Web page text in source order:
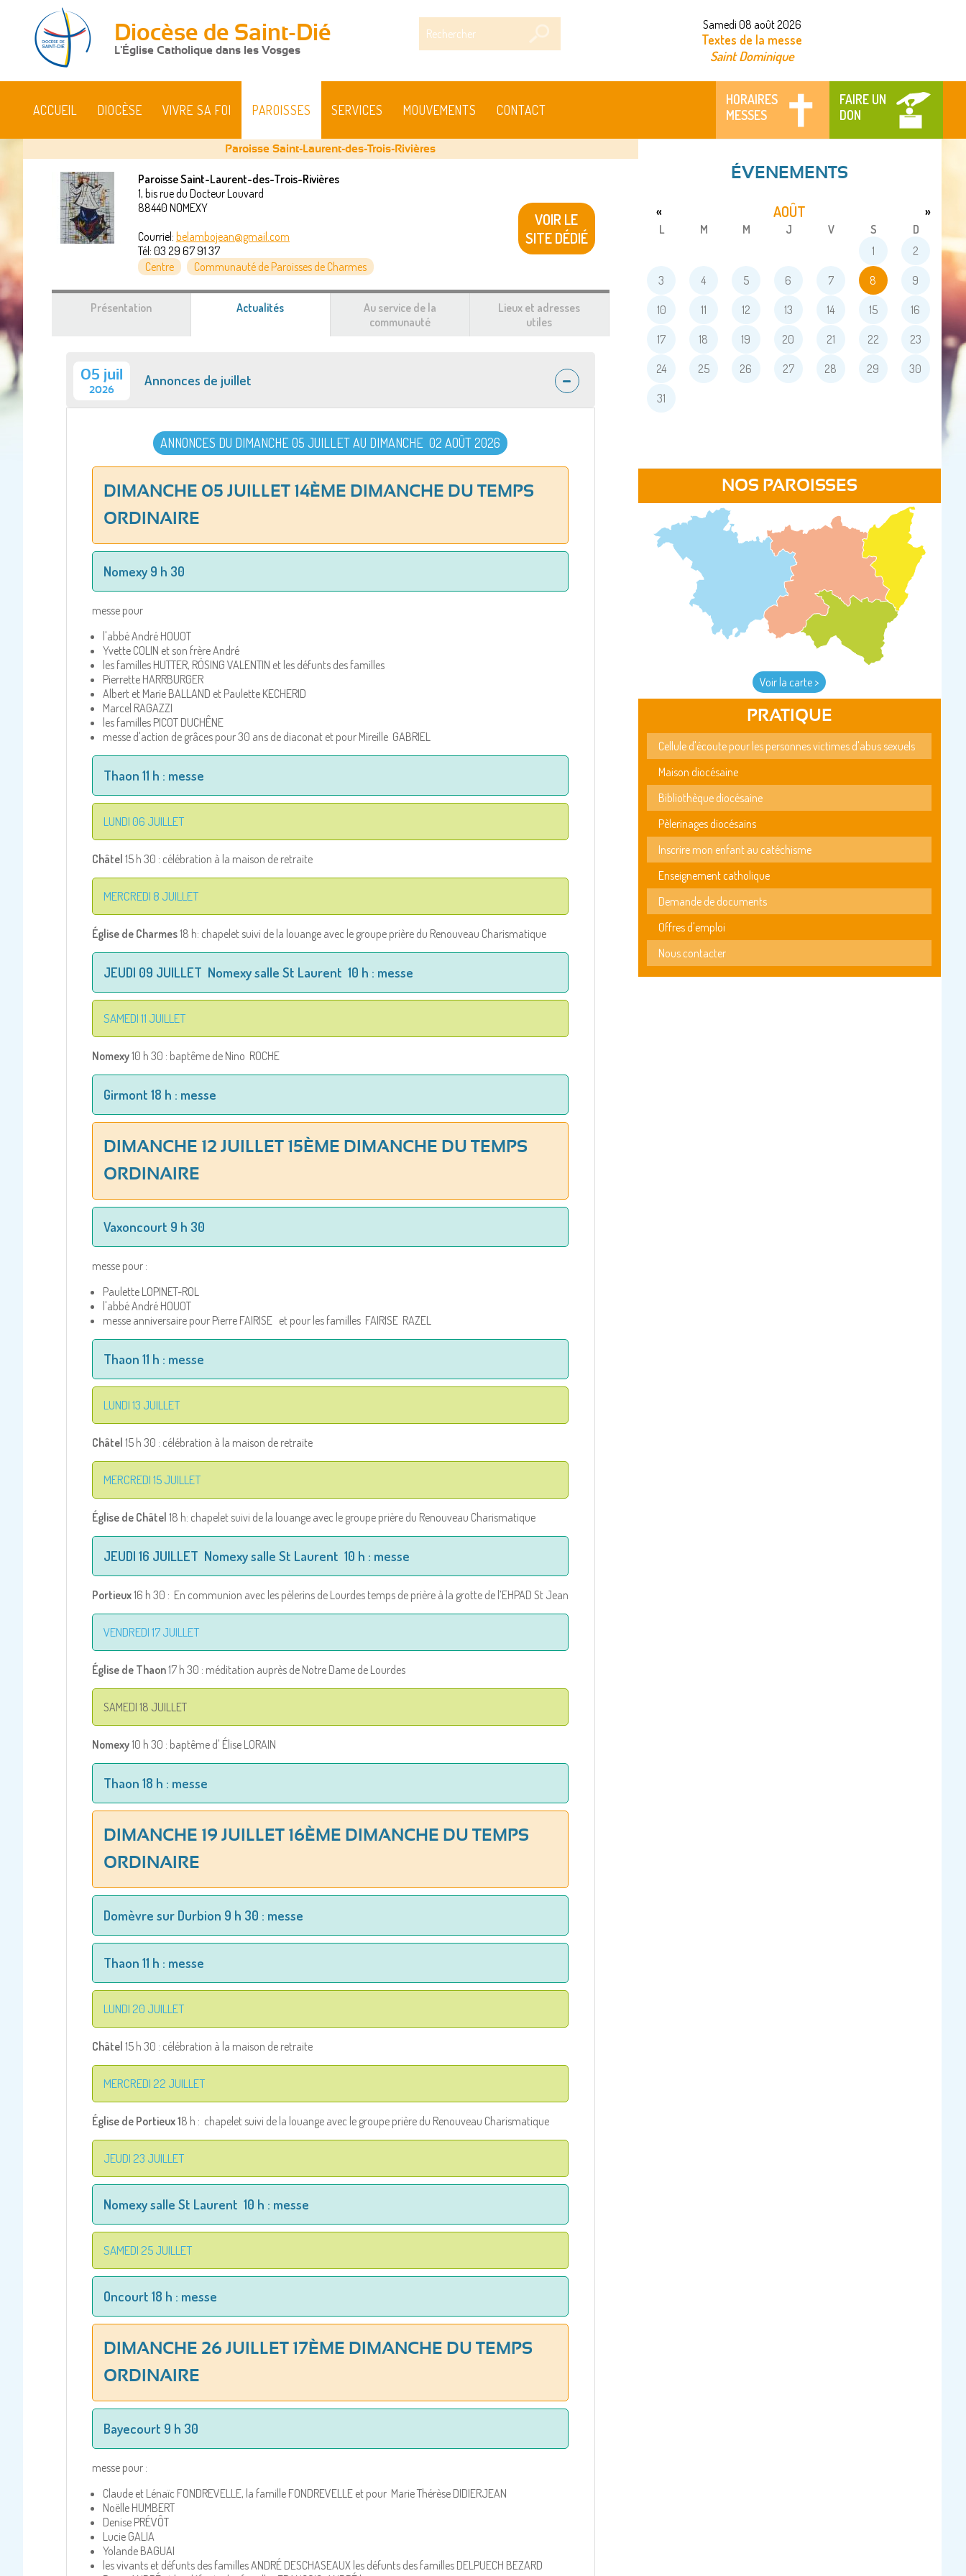
Diocèse de Saint-Dié
L'Église Catholique dans les Vosges
Samedi 08 août 2026
Textes de la messe
Saint Dominique
HORAIRES
MESSES
FAIRE UN
DON
ACCUEIL DIOCÈSE VIVRE SA FOI PAROISSES SERVICES MOUVEMENTS CONTACT
Vous
êtes
Paroisse Saint-Laurent-des-Trois-Rivières
Paroisse Saint-Laurent-des-Trois-Rivières
1, bis rue du Docteur Louvard
88440 NOMEXY
Courriel: belambojean@gmail.com
Tél: 03 29 67 91 37
Centre
Communauté de Paroisses de Charmes
VOIR LE
SITE DÉDIÉ
Présentation Actualités
Au service de la
communauté
Lieux et adresses
utiles
05 juil
2026
Annonces de juillet
ANNONCES DU DIMANCHE 05 JUILLET AU DIMANCHE 02 AOÛT 2026
DIMANCHE 05 JUILLET 14ÈME DIMANCHE DU TEMPS
ORDINAIRE
Nomexy 9 h 30
messe pour
l'abbé André HOUOT
Yvette COLIN et son frère André
les familles HUTTER, RÖSING VALENTIN et les défunts des familles
Pierrette HARRBURGER
Albert et Marie BALLAND et Paulette KECHERID
Marcel RAGAZZI
les familles PICOT DUCHÊNE
messe d'action de grâces pour 30 ans de diaconat et pour Mireille GABRIEL
Thaon 11 h : messe
LUNDI 06 JUILLET
Châtel15 h 30 : célébration à la maison de retraite
MERCREDI 8 JUILLET
Église de Charmes18 h: chapelet suivi de la louange avec le groupe prière du Renouveau Charismatique
JEUDI 09 JUILLET Nomexy salle St Laurent 10 h : messe
SAMEDI 11 JUILLET
Nomexy10 h 30 : baptême de Nino ROCHE
Girmont 18 h : messe
DIMANCHE 12 JUILLET 15ÈME DIMANCHE DU TEMPS
ORDINAIRE
Vaxoncourt 9 h 30
messe pour :
Paulette LOPINET-ROL
l'abbé André HOUOT
messe anniversaire pour Pierre FAIRISE et pour les familles FAIRISE RAZEL
Thaon 11 h : messe
LUNDI 13 JUILLET
Châtel15 h 30 : célébration à la maison de retraite
MERCREDI 15 JUILLET
Église de Châtel18 h: chapelet suivi de la louange avec le groupe prière du Renouveau Charismatique
JEUDI 16 JUILLET Nomexy salle St Laurent 10 h : messe
Portieux16 h 30 : En communion avec les pèlerins de Lourdes temps de prière à la grotte de l’EHPAD St Jean
VENDREDI 17 JUILLET
Église de Thaon17 h 30 : méditation auprès de Notre Dame de Lourdes
SAMEDI 18 JUILLET
Nomexy10 h 30 : baptême d' Élise LORAIN
Thaon 18 h : messe
DIMANCHE 19 JUILLET 16ÈME DIMANCHE DU TEMPS
ORDINAIRE
Domèvre sur Durbion 9 h 30 : messe
Thaon 11 h : messe
LUNDI 20 JUILLET
Châtel15 h 30 : célébration à la maison de retraite
MERCREDI 22 JUILLET
Église de Portieux 18 h : chapelet suivi de la louange avec le groupe prière du Renouveau Charismatique
JEUDI 23 JUILLET
Nomexy salle St Laurent 10 h : messe
SAMEDI 25 JUILLET
Oncourt 18 h : messe
DIMANCHE 26 JUILLET 17ÈME DIMANCHE DU TEMPS
ORDINAIRE
Bayecourt 9 h 30
messe pour :
Claude et Lénaïc FONDREVELLE, la famille FONDREVELLE et pour Marie Thérèse DIDIERJEAN
Noëlle HUMBERT
Denise PRÉVÔT
Lucie GALIA
Yolande BAGUAI
les vivants et défunts des familles ANDRÉ DESCHASEAUX les défunts des familles DELPUECH BEZARD
ÉVENEMENTS
AOÛT
« »
L M M J V S
D
1
2
3 4 5 6 7 8 9
10 11 12 13 14 15 16
17 18 19 20 21 22 23
24 25 26 27 28 29 30
31
NOS PAROISSES
Voir la carte >
PRATIQUE
Cellule d'écoute pour les personnes victimes d'abus sexuels
Maison diocésaine
Bibliothèque diocésaine
Pèlerinages diocésains
Inscrire mon enfant au catéchisme
Enseignement catholique
Demande de documents
Offres d'emploi
Nous contacter